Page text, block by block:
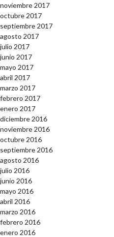
noviembre 2017
octubre 2017
septiembre 2017
agosto 2017
julio 2017
junio 2017
mayo 2017
abril 2017
marzo 2017
febrero 2017
enero 2017
diciembre 2016
noviembre 2016
octubre 2016
septiembre 2016
agosto 2016
julio 2016
junio 2016
mayo 2016
abril 2016
marzo 2016
febrero 2016
enero 2016